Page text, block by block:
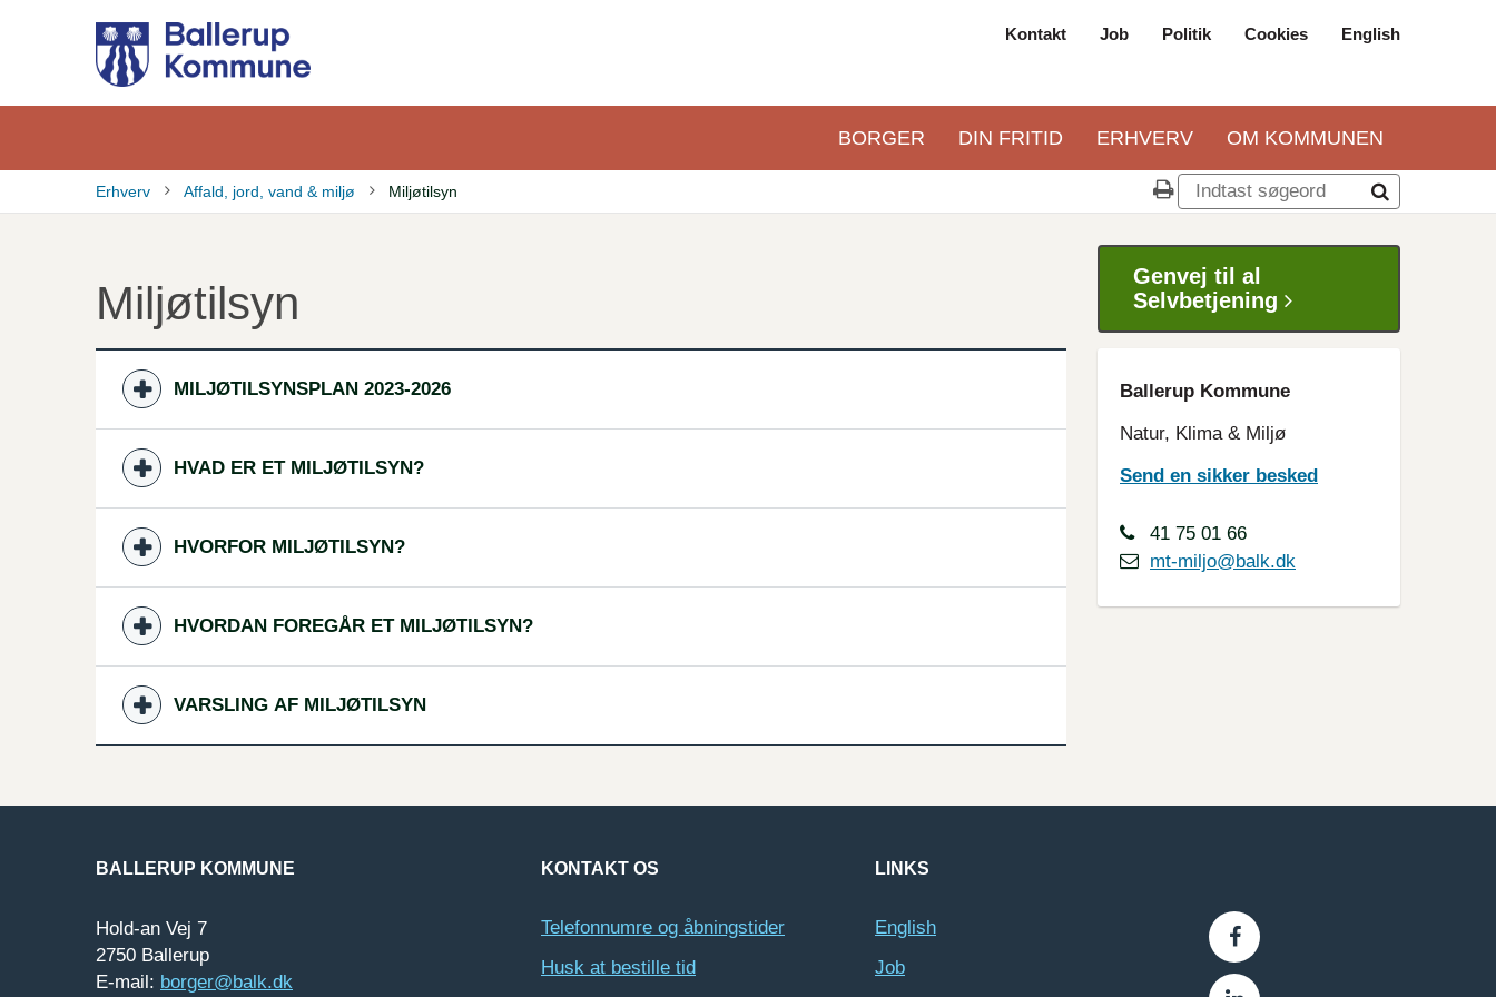
hovedindhold
navigation
Kontakt Job Politik Cookies English
Primær
BORGER DIN FRITID ERHVERV OM KOMMUNEN
Erhverv Affald, jord, vand & miljø Miljøtilsyn
Miljøtilsyn
MILJØTILSYNSPLAN 2023-2026
HVAD ER ET MILJØTILSYN?
HVORFOR MILJØTILSYN?
HVORDAN FOREGÅR ET MILJØTILSYN?
VARSLING AF MILJØTILSYN
Genvej til al
Selvbetjening
Ballerup Kommune
Natur, Klima & Miljø
Send en sikker besked
41 75 01 66
mt-miljo@balk.dk
BALLERUP KOMMUNE
Hold-an Vej 7
2750 Ballerup
E-mail: borger@balk.dk
KONTAKT OS
Telefonnumre og åbningstider
Husk at bestille tid
LINKS
English
Job